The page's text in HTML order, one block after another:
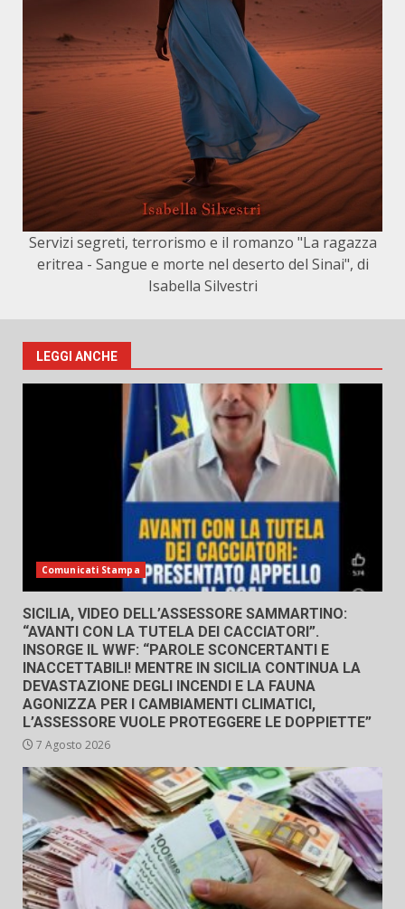
Servizi segreti, terrorismo e il romanzo "La ragazza
eritrea - Sangue e morte nel deserto del Sinai", di
Isabella Silvestri
LEGGI ANCHE
Comunicati Stampa
SICILIA, VIDEO DELL’ASSESSORE SAMMARTINO:
“AVANTI CON LA TUTELA DEI CACCIATORI”.
INSORGE IL WWF: “PAROLE SCONCERTANTI E
INACCETTABILI! MENTRE IN SICILIA CONTINUA LA
DEVASTAZIONE DEGLI INCENDI E LA FAUNA
AGONIZZA PER I CAMBIAMENTI CLIMATICI,
L’ASSESSORE VUOLE PROTEGGERE LE DOPPIETTE”
7 Agosto 2026